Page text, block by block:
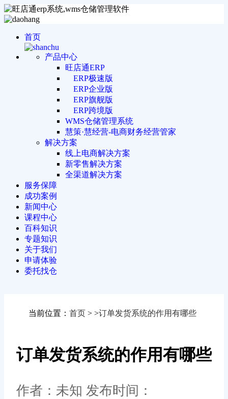
首页
产品中心
旺店通ERP
ERP极速版
ERP企业版
ERP旗舰版
ERP跨境版
WMS仓储管理系统
慧策·慧经营-电商财务经营管家
解决方案
线上电商解决方案
新零售解决方案
全渠道解决方案
服务保障
成功案例
新闻中心
课程中心
百科知识
专题知识
关于我们
申请体验
委托找仓
当前位置： 首页 > >订单发货系统的作用有哪些
订单发货系统的作用有哪些
作者：未知 发布时间：